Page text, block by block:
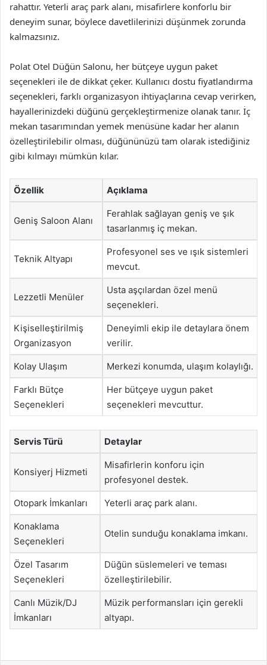
rahattır. Yeterli araç park alanı, misafirlere konforlu bir
deneyim sunar, böylece davetlilerinizi düşünmek zorunda
kalmazsınız.
Polat Otel Düğün Salonu, her bütçeye uygun paket
seçenekleri ile de dikkat çeker. Kullanıcı dostu fiyatlandırma
seçenekleri, farklı organizasyon ihtiyaçlarına cevap verirken,
hayallerinizdeki düğünü gerçekleştirmenize olanak tanır. İç
mekan tasarımından yemek menüsüne kadar her alanın
özelleştirilebilir olması, düğününüzü tam olarak istediğiniz
gibi kılmayı mümkün kılar.
Özellik Açıklama
Geniş Saloon Alanı
Ferahlak sağlayan geniş ve şık
tasarlanmış iç mekan.
Teknik Altyapı
Profesyonel ses ve ışık sistemleri
mevcut.
Lezzetli Menüler
Usta aşçılardan özel menü
seçenekleri.
Kişiselleştirilmiş
Organizasyon
Deneyimli ekip ile detaylara önem
verilir.
Kolay Ulaşım Merkezi konumda, ulaşım kolaylığı.
Farklı Bütçe
Seçenekleri
Her bütçeye uygun paket
seçenekleri mevcuttur.
Servis Türü Detaylar
Konsiyerj Hizmeti
Misafirlerin konforu için
profesyonel destek.
Otopark İmkanları Yeterli araç park alanı.
Konaklama
Seçenekleri
Otelin sunduğu konaklama imkanı.
Özel Tasarım
Seçenekleri
Düğün süslemeleri ve teması
özelleştirilebilir.
Canlı Müzik/DJ
İmkanları
Müzik performansları için gerekli
altyapı.